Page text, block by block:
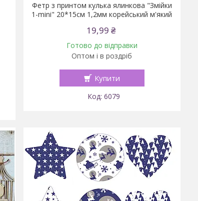
Фетр з принтом кулька ялинкова "Змійки
1-mini" 20*15см 1,2мм корейський м'який
19,99 ₴
Готово до відправки
Оптом і в роздріб
Купити
6079